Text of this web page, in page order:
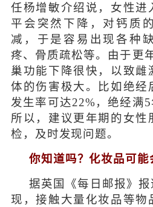
任杨增敏介绍说，女性进
平会突然下降，对钙质
减，于是容易出现各种
疼、骨质疏松等。由于更
巢功能下降很快，以致雌
体的伤害极大。比如绝经
发生率可达22%，绝经满5
所以，建议更年期的女性
检，及时发现问题。
你知道吗？化妆品可
据英国《每日邮报》
现，接触大量化妆品等物